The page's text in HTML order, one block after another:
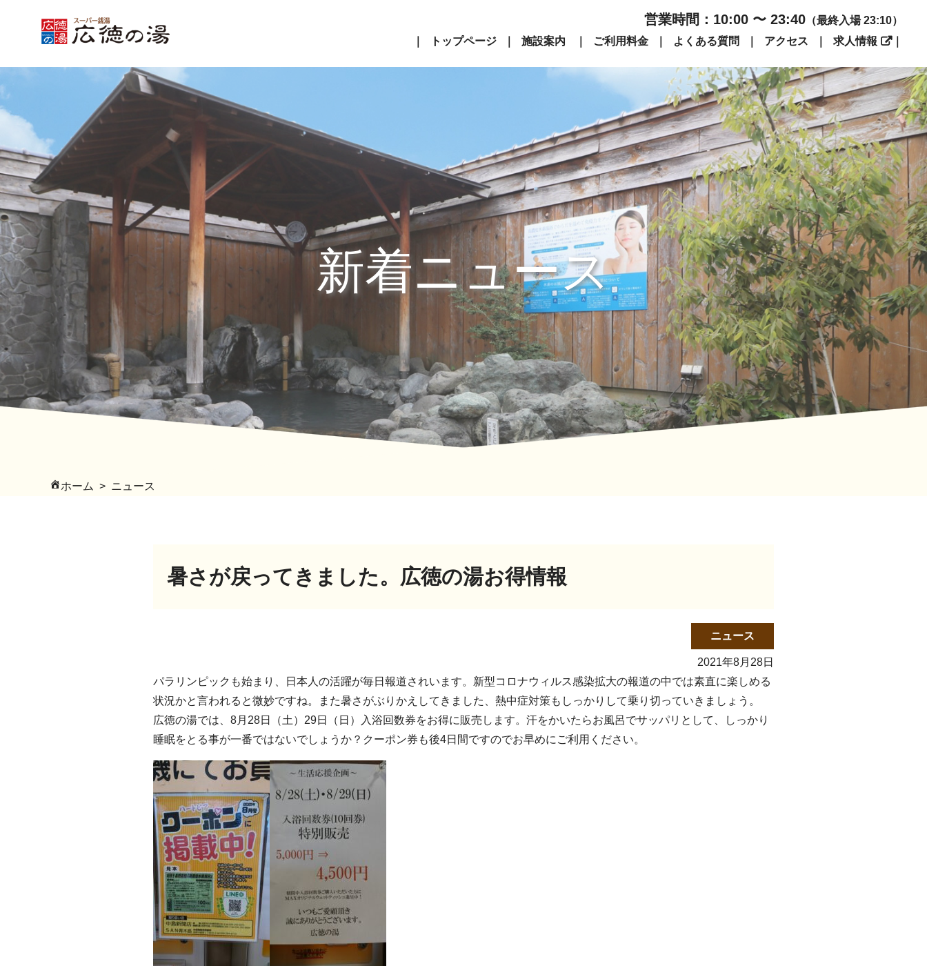
営業時間：10:00 〜 23:40 （最終入場 23:10）
トップページ
施設案内 ご利用料金 よくある質問 アクセス 求人情報
新着ニュース
ホーム ニュース
暑さが戻ってきました。広徳の湯お得情報
ニュース
2021年8月28日
パラリンピックも始まり、日本人の活躍が毎日報道されいます。新型コロナウィルス感染拡大の報道の中では素直に楽しめる
状況かと言われると微妙ですね。また暑さがぶりかえしてきました、熱中症対策もしっかりして乗り切っていきましょう。
広徳の湯では、8月28日（土）29日（日）入浴回数券をお得に販売します。汗をかいたらお風呂でサッパリとして、しっかり
睡眠をとる事が一番ではないでしょうか？クーポン券も後4日間ですのでお早めにご利用ください。